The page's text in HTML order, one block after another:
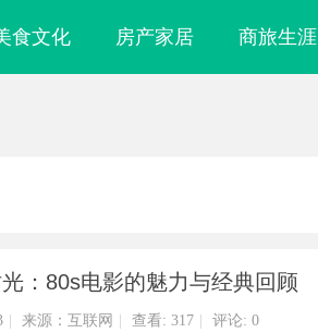
食文化 房产家居 商旅生涯
：80s电影的魅力与经典回顾
来源：互联网 查看: 317 评论: 0